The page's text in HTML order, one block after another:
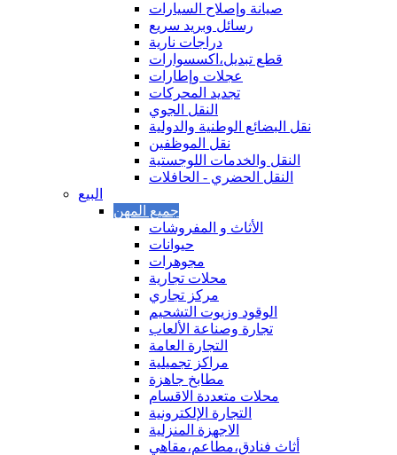
صيانة وإصلاح السيارات
رسائل وبريد سريع
دراجات نارية
قطع تبديل،اكسسوارات
عجلات وإطارات
تجديد المحركات
النقل الجوي
نقل البضائع الوطنية والدولية
نقل الموظفين
النقل والخدمات اللوجستية
النقل الحضري - الحافلات
البيع
الأثاث و المفروشات
حيوانات
مجوهرات
محلات تجارية
مركز تجاري
الوقود وزيوت التشحيم
تجارة وصناعة الألعاب
التجارة العامة
مراكز تجميلية
مطابخ جاهزة
محلات متعددة الاقسام
التجارة الإلكترونية
الاجهزة المنزلية
أثاث فنادق،مطاعم،مقاهي